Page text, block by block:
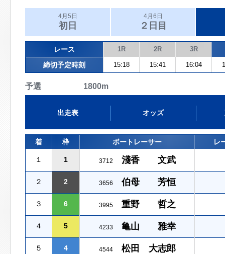
4月5日
初日
4月6日
２日目
レース 1R 2R 3R
締切予定時刻 15:18 15:41 16:04
予選 1800m
出走表 オッズ
着 枠 ボートレーサー レ
１ 1 3712 淺香 文武
２ 2 3656 伯母 芳恒
３ 6 3995 重野 哲之
４ 5 4233 亀山 雅幸
５ 4 4544 松田 大志郎